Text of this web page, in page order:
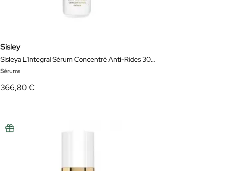
Sisley
Sisleya L'Integral Sérum Concentré Anti-Rides 30 ml
Sérums
366,80 €